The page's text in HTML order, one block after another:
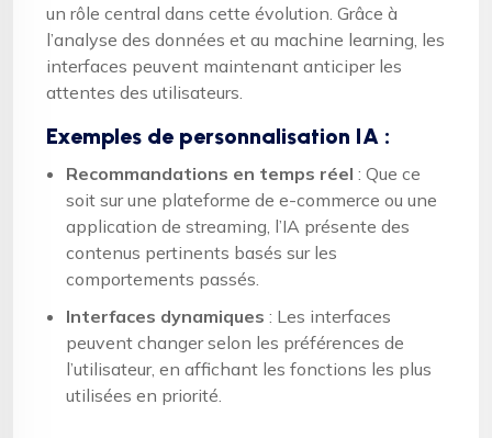
un rôle central dans cette évolution. Grâce à
l’analyse des données et au machine learning, les
interfaces peuvent maintenant anticiper les
attentes des utilisateurs.
Exemples de personnalisation IA :
Recommandations en temps réel : Que ce
soit sur une plateforme de e-commerce ou une
application de streaming, l’IA présente des
contenus pertinents basés sur les
comportements passés.
Interfaces dynamiques : Les interfaces
peuvent changer selon les préférences de
l’utilisateur, en affichant les fonctions les plus
utilisées en priorité.